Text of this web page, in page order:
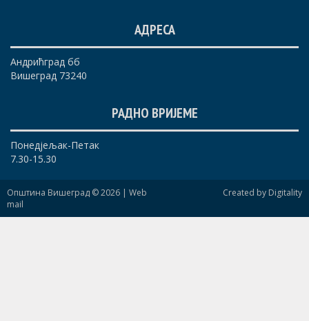
АДРЕСА
Андрићград бб
Вишеград 73240
РАДНО ВРИЈЕМЕ
Понедјељак-Петак
7.30-15.30
Општина Вишеград © 2026 | Web
mail
Created by Digitality